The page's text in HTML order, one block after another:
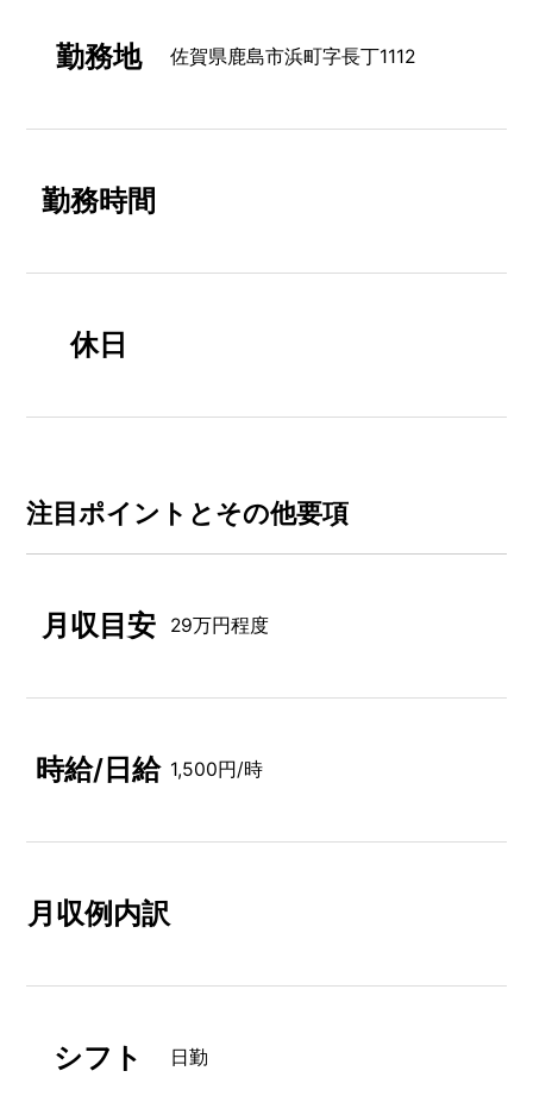
勤務地 佐賀県鹿島市浜町字長丁1112
勤務時間
休日
注⽬ポイントとその他要項
月収目安 29万円程度
時給/日給 1,500円/時
月収例内訳
シフト 日勤